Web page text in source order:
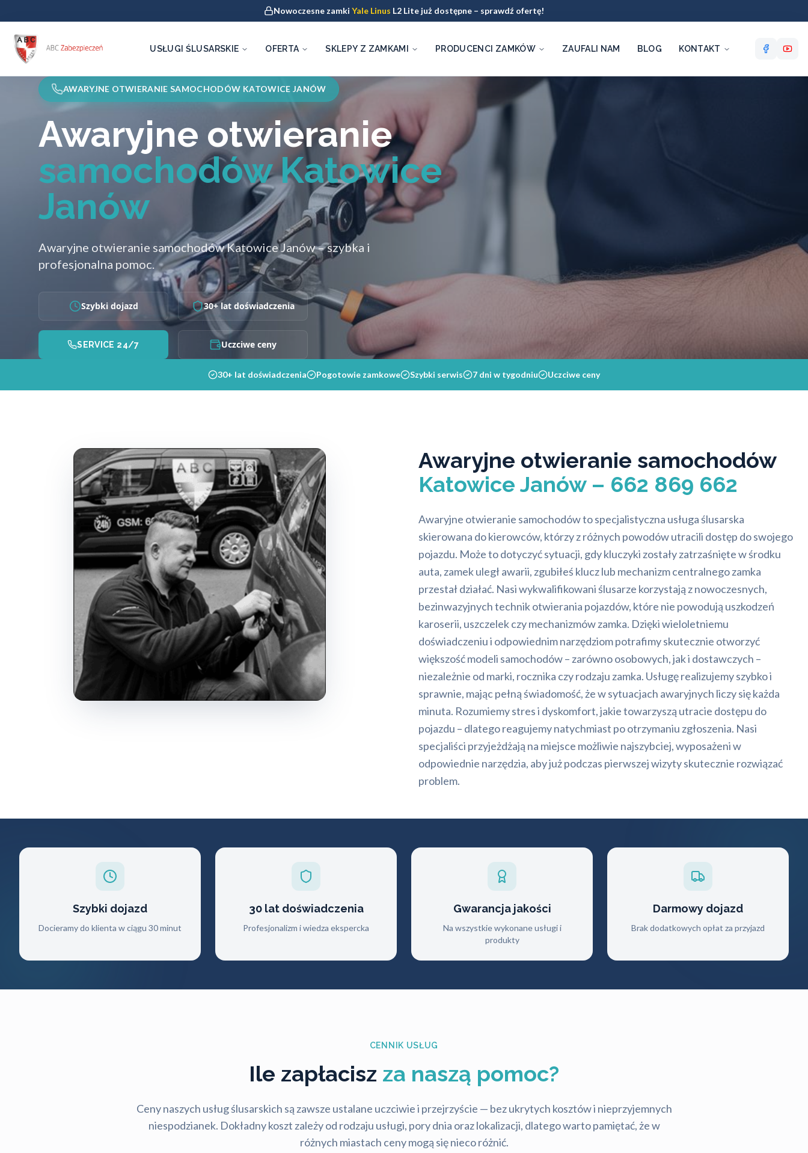
Nowoczesne zamki Yale Linus L2 Lite już dostępne – sprawdź ofertę!
USŁUGI ŚLUSARSKIE OFERTA SKLEPY Z ZAMKAMI PRODUCENCI ZAMKÓW ZAUFALI NAM BLOG KONTAKT
AWARYJNE OTWIERANIE SAMOCHODÓW KATOWICE JANÓW
Awaryjne otwieranie
samochodów Katowice
Janów
Awaryjne otwieranie samochodów Katowice Janów – szybka i
profesjonalna pomoc.
Szybki dojazd 30+ lat doświadczenia
SERVICE 24/7 Uczciwe ceny
30+ lat doświadczenia Pogotowie zamkowe Szybki serwis 7 dni w tygodniu Uczciwe ceny
Awaryjne otwieranie samochodów
Katowice Janów – 662 869 662
Awaryjne otwieranie samochodów to specjalistyczna usługa ślusarska
skierowana do kierowców, którzy z różnych powodów utracili dostęp do swojego
pojazdu. Może to dotyczyć sytuacji, gdy kluczyki zostały zatrzaśnięte w środku
auta, zamek uległ awarii, zgubiłeś klucz lub mechanizm centralnego zamka
przestał działać. Nasi wykwalifikowani ślusarze korzystają z nowoczesnych,
bezinwazyjnych technik otwierania pojazdów, które nie powodują uszkodzeń
karoserii, uszczelek czy mechanizmów zamka. Dzięki wieloletniemu
doświadczeniu i odpowiednim narzędziom potrafimy skutecznie otworzyć
większość modeli samochodów – zarówno osobowych, jak i dostawczych –
niezależnie od marki, rocznika czy rodzaju zamka. Usługę realizujemy szybko i
sprawnie, mając pełną świadomość, że w sytuacjach awaryjnych liczy się każda
minuta. Rozumiemy stres i dyskomfort, jakie towarzyszą utracie dostępu do
pojazdu – dlatego reagujemy natychmiast po otrzymaniu zgłoszenia. Nasi
specjaliści przyjeżdżają na miejsce możliwie najszybciej, wyposażeni w
odpowiednie narzędzia, aby już podczas pierwszej wizyty skutecznie rozwiązać
problem.
Szybki dojazd
Docieramy do klienta w ciągu 30 minut
30 lat doświadczenia
Profesjonalizm i wiedza ekspercka
Gwarancja jakości
Na wszystkie wykonane usługi i
produkty
Darmowy dojazd
Brak dodatkowych opłat za przyjazd
CENNIK USŁUG
Ile zapłacisz za naszą pomoc?
Ceny naszych usług ślusarskich są zawsze ustalane uczciwie i przejrzyście — bez ukrytych kosztów i nieprzyjemnych
niespodzianek. Dokładny koszt zależy od rodzaju usługi, pory dnia oraz lokalizacji, dlatego warto pamiętać, że w
różnych miastach ceny mogą się nieco różnić.